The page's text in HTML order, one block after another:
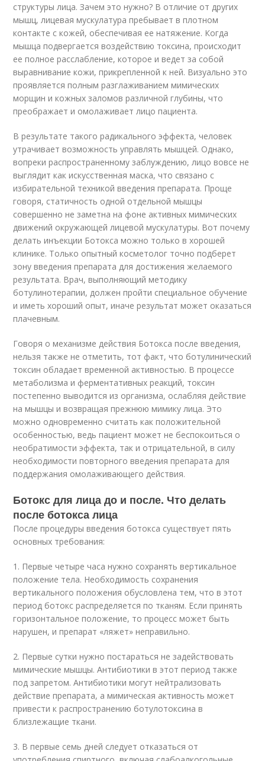
структуры лица. Зачем это нужно? В отличие от других
мышц, лицевая мускулатура пребывает в плотном
контакте с кожей, обеспечивая ее натяжение. Когда
мышца подвергается воздействию токсина, происходит
ее полное расслабление, которое и ведет за собой
выравнивание кожи, прикрепленной к ней. Визуально это
проявляется полным разглаживанием мимических
морщин и кожных заломов различной глубины, что
преображает и омолаживает лицо пациента.
В результате такого радикального эффекта, человек
утрачивает возможность управлять мышцей. Однако,
вопреки распространенному заблуждению, лицо вовсе не
выглядит как искусственная маска, что связано с
избирательной техникой введения препарата. Проще
говоря, статичность одной отдельной мышцы
совершенно не заметна на фоне активных мимических
движений окружающей лицевой мускулатуры. Вот почему
делать инъекции Ботокса можно только в хорошей
клинике. Только опытный косметолог точно подберет
зону введения препарата для достижения желаемого
результата. Врач, выполняющий методику
ботулинотерапии, должен пройти специальное обучение
и иметь хороший опыт, иначе результат может оказаться
плачевным.
Говоря о механизме действия Ботокса после введения,
нельзя также не отметить, тот факт, что ботулинический
токсин обладает временной активностью. В про­цес­се
метаболизма и ферментативных реакций, токсин
постепенно выводится из организма, ослабляя действие
на мышцы и возвращая прежнюю мимику лица. Это
можно одновременно считать как положительной
особенностью, ведь пациент может не беспокоиться о
необратимости эффекта, так и отрицательной, в силу
необходимости повторного введения препарата для
поддержания омолаживающего действия.
Ботокс для лица до и после. Что делать
после ботокса лица
После процедуры введения ботокса существует пять
основных требования:
1. Первые четыре часа нужно сохранять вертикальное
положение тела. Необходимость сохранения
вертикального положения обусловлена тем, что в этот
период ботокс распределяется по тканям. Если принять
горизонтальное положение, то процесс может быть
нарушен, и препарат «ляжет» неправильно.
2. Первые сутки нужно постараться не задействовать
мимические мышцы. Антибиотики в этот период также
под запретом. Антибиотики могут нейтрализовать
действие препарата, а мимическая активность может
привести к распространению ботулотоксина в
близлежащие ткани.
3. В первые семь дней следует отказаться от